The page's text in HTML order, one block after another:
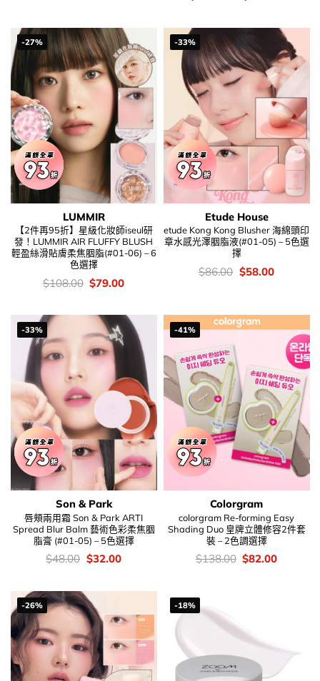
錢：
-27%
LUMMIR
【2件再95折】星級化妝師iseul研
發！LUMMIR AIR FLUFFY BLUSH
輕盈絲滑貼膚柔焦胭脂(#01-06) – 6
色選擇
價
錢：
$108.00 Original
price
$108.00.
$79.00Current
$79.00.
-33%
Etude House
etude Kong Kong Blusher 海綿頭印
章水感光澤胭脂液(#01-05) – 5色選
擇
價
錢：
$86.00 Original
price
$58.00Current
-33%
Son & Park
唇頰兩用霜 Son & Park ARTI
Spread Blur Balm 藝術色彩柔焦胭
脂膏 (#01-05) – 5色選擇
價
$48.00 Original
$48.00.
$32.00Current
$32.00.
-41%
Colorgram
colorgram Re-forming Easy
Shading Duo 皇牌立體修容2件套
裝 – 2色調選擇
價
$138.00 Original
$82.00Current
-26% -18%